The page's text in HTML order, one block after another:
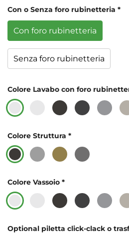
Con o Senza foro rubinetteria *
Con foro rubinetteria
Senza foro rubinetteria
Colore Lavabo con foro
Colore Struttura *
Colore Vassoio *
Optional piletta click-clack o